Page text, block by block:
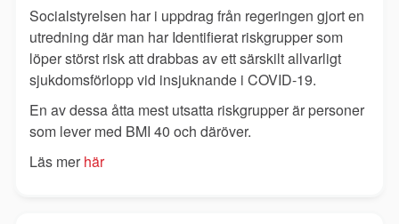
Socialstyrelsen har i uppdrag från regeringen gjort en
utredning där man har Identifierat riskgrupper som
löper störst risk att drabbas av ett särskilt allvarligt
sjukdomsförlopp vid insjuknande i COVID-19.
En av dessa åtta mest utsatta riskgrupper är personer
som lever med BMI 40 och däröver.
Läs mer här